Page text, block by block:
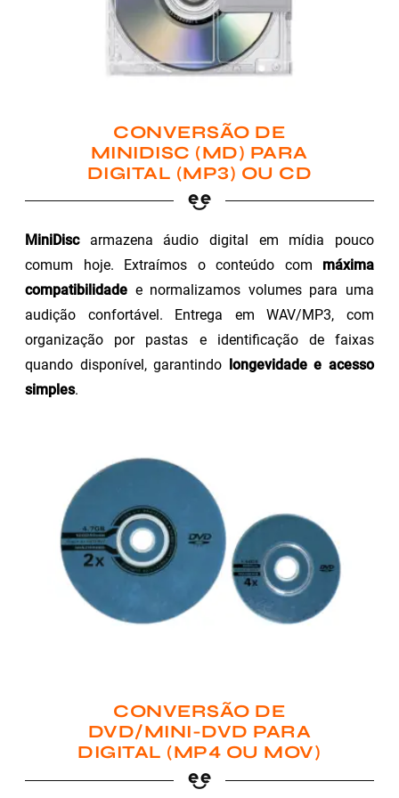
CONVERSÃO DE
MINIDISC (MD) PARA
DIGITAL (MP3) OU CD
MiniDiscarmazena áudio digital em mídia pouco
comum hoje. Extraímos o conteúdo com máxima
compatibilidade e normalizamos volumes para uma
audição confortável. Entrega em WAV/MP3, com
organização por pastas e identificação de faixas
quando disponível, garantindo longevidade e acesso
simples.
CONVERSÃO DE
DVD/MINI-DVD PARA
DIGITAL (MP4 OU MOV)